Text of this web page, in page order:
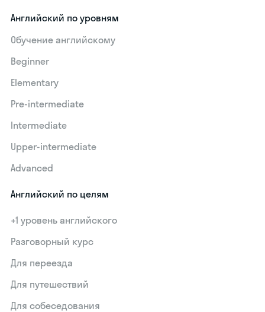
Английский по уровням
Обучение английскому
Beginner
Elementary
Pre-intermediate
Intermediate
Upper-intermediate
Advanced
Английский по целям
+1 уровень английского
Разговорный курс
Для переезда
Для путешествий
Для собеседования